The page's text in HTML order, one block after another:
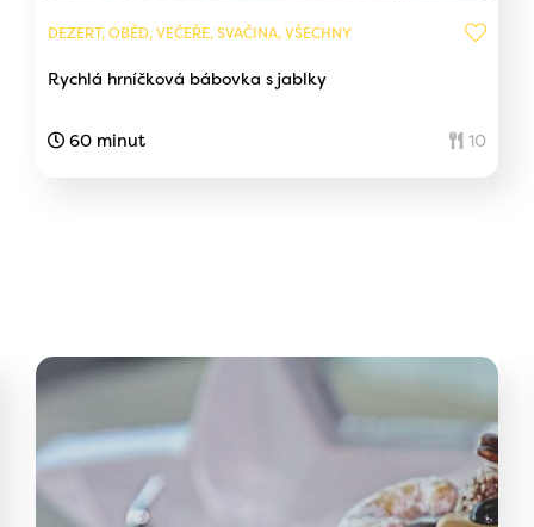
DEZERT, OBĚD, VEČEŘE, SVAČINA, VŠECHNY
Rychlá hrníčková bábovka s jablky
60 minut 10